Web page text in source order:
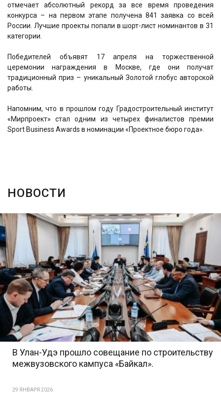
отмечает абсолютный рекорд за все время проведения
конкурса – на первом этапе получена 841 заявка со всей
России. Лучшие проекты попали в шорт-лист номинантов в 31
категории.
Победителей объявят 17 апреля на торжественной
церемонии награждения в Москве, где они получат
традиционный приз – уникальный Золотой глобус авторской
работы.
Напомним, что в прошлом году Градостроительный институт
«Мирпроект» стал одним из четырех финалистов премии
Sport Business Awards в номинации «Проектное бюро года».
НОВОСТИ
В Улан-Удэ прошло совещание по строительству
межвузовского кампуса «Байкал».
29 ЯНВАРЯ 2026